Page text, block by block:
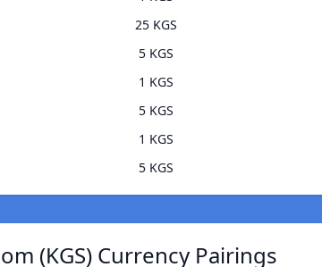
25 KGS
5 KGS
1 KGS
5 KGS
1 KGS
5 KGS
(KGS) Currency Pairings